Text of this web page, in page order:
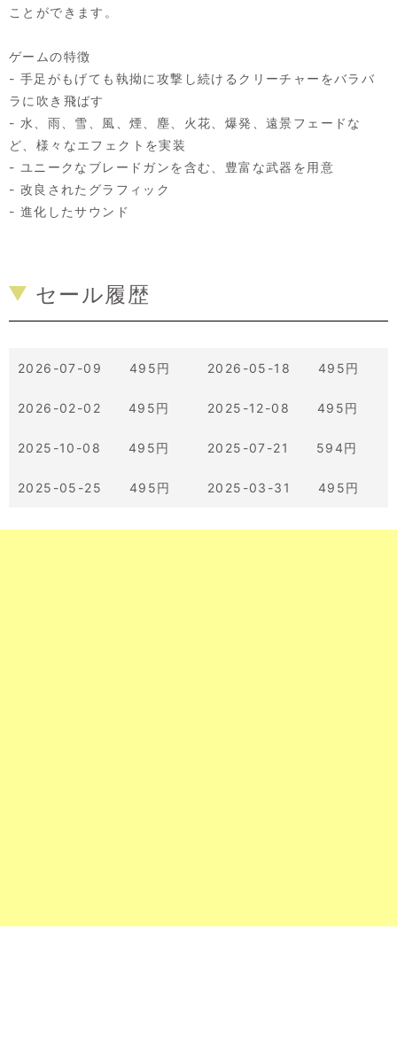
ことができます。
ゲームの特徴
- 手足がもげても執拗に攻撃し続けるクリーチャーをバラバ
ラに吹き飛ばす
- 水、雨、雪、風、煙、塵、火花、爆発、遠景フェードな
ど、様々なエフェクトを実装
- ユニークなブレードガンを含む、豊富な武器を用意
- 改良されたグラフィック
- 進化したサウンド
セール履歴
2026-07-09 495円 2026-05-18 495円
2026-02-02 495円 2025-12-08 495円
2025-10-08 495円 2025-07-21 594円
2025-05-25 495円 2025-03-31 495円